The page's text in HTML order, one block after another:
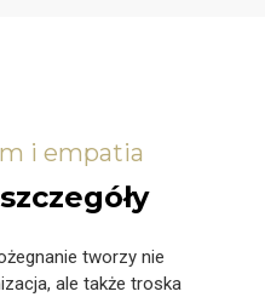
i empatia
tworzy nie
ale także troska